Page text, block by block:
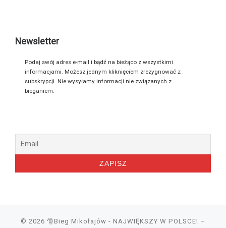
Newsletter
Podaj swój adres e-mail i bądź na bieżąco z wszystkimi
informacjami. Możesz jednym kliknięciem zrezygnować z
subskrypcji. Nie wysyłamy informacji nie związanych z
bieganiem.
© 2026 🎅Bieg Mikołajów - NAJWIĘKSZY W POLSCE! –